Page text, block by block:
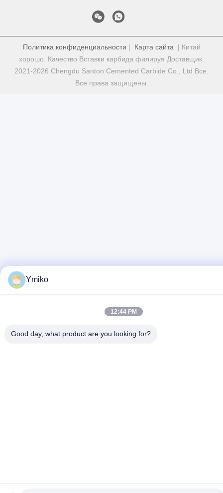
Политика конфиденциальности | Карта сайта | Китай
хорошо. Качество Вставки карбида филируя Доставщик.
2021-2026 Chengdu Santon Cemented Carbide Co., Ltd Все.
Все права защищены.
Ymiko
12:44 PM
Good day, what product are you looking for?